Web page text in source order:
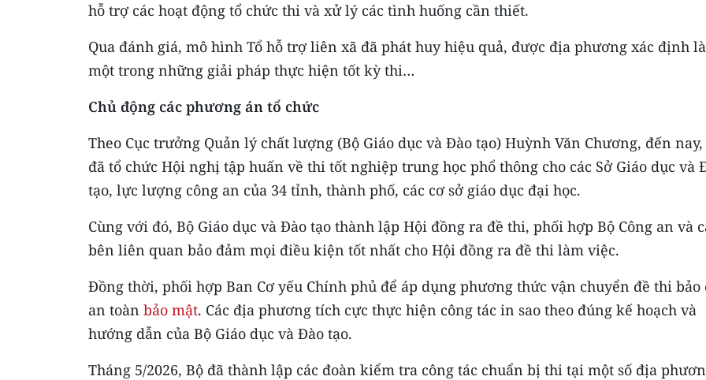
hỗ trợ các hoạt động tổ chức thi và xử lý các tình huống cần thiết.
Qua đánh giá, mô hình Tổ hỗ trợ liên xã đã phát huy hiệu quả, được địa phương xác định là
một trong những giải pháp thực hiện tốt kỳ thi…
Chủ động các phương án tổ chức
Theo Cục trưởng Quản lý chất lượng (Bộ Giáo dục và Đào tạo) Huỳnh Văn Chương, đến nay,
đã tổ chức Hội nghị tập huấn về thi tốt nghiệp trung học phổ thông cho các Sở Giáo dục và
tạo, lực lượng công an của 34 tỉnh, thành phố, các cơ sở giáo dục đại học.
Cùng với đó, Bộ Giáo dục và Đào tạo thành lập Hội đồng ra đề thi, phối hợp Bộ Công an và
bên liên quan bảo đảm mọi điều kiện tốt nhất cho Hội đồng ra đề thi làm việc.
Đồng thời, phối hợp Ban Cơ yếu Chính phủ để áp dụng phương thức vận chuyển đề thi bảo
an toàn bảo mật. Các địa phương tích cực thực hiện công tác in sao theo đúng kế hoạch và
hướng dẫn của Bộ Giáo dục và Đào tạo.
Tháng 5/2026, Bộ đã thành lập các đoàn kiểm tra công tác chuẩn bị thi tại một số địa